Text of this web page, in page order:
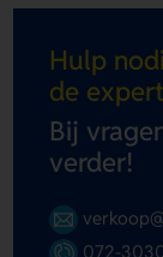
Hulp
de
Bij
verder!
072-